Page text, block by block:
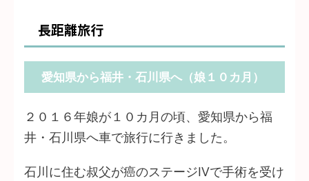
長距離旅行
愛知県から福井・石川県へ（娘１０カ月）
２０１６年娘が１０カ月の頃、愛知県から福
井・石川県へ車で旅行に行きました。
石川に住む叔父が癌のステージⅣで手術を受け